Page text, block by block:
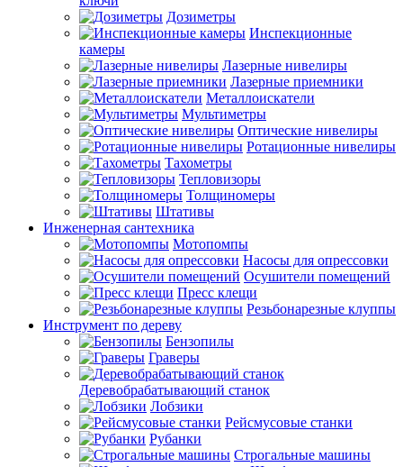
Дозиметры
Инспекционные
камеры
Лазерные нивелиры
Лазерные приемники
Металлоискатели
Мультиметры
Оптические нивелиры
Ротационные нивелиры
Тахометры
Тепловизоры
Толщиномеры
Штативы
Инженерная сантехника
Мотопомпы
Насосы для опрессовки
Осушители помещений
Пресс клещи
Резьбонарезные клуппы
Инструмент по дереву
Бензопилы
Граверы
Деревобрабатывающий станок
Лобзики
Рейсмусовые станки
Рубанки
Строгальные машины